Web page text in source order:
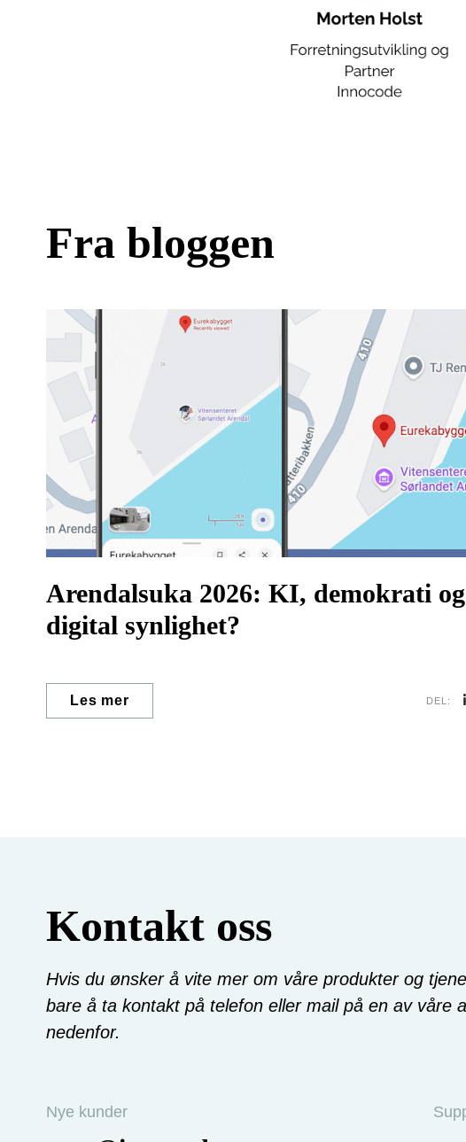
Fra bloggen
Arendalsuka 2026: KI, demokrati
digital synlighet?
Les mer DEL:
Kontakt oss
Hvis du ønsker å vite mer om våre produkter og
bare å ta kontakt på telefon eller mail på en av våre
nedenfor.
Nye kunder